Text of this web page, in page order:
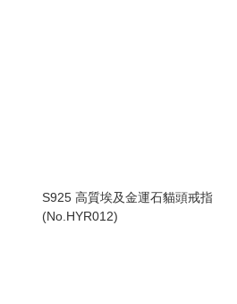
S925 高質埃及金運石貓頭戒指
(No.HYR012)